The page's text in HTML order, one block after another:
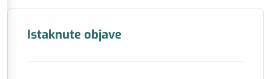
Istaknute objave